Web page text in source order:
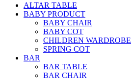
ALTAR TABLE
BABY PRODUCT
BABY CHAIR
BABY COT
CHILDREN WARDROBE
SPRING COT
BAR
BAR TABLE
BAR CHAIR